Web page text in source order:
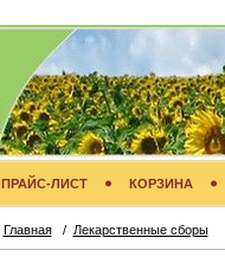
ПРАЙС-ЛИСТ КОРЗИНА
Главная/ Лекарственные сборы